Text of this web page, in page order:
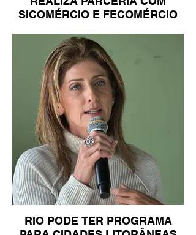
SICOMÉRCIO E FECOMÉRCIO
RIO PODE TER PROGRAMA